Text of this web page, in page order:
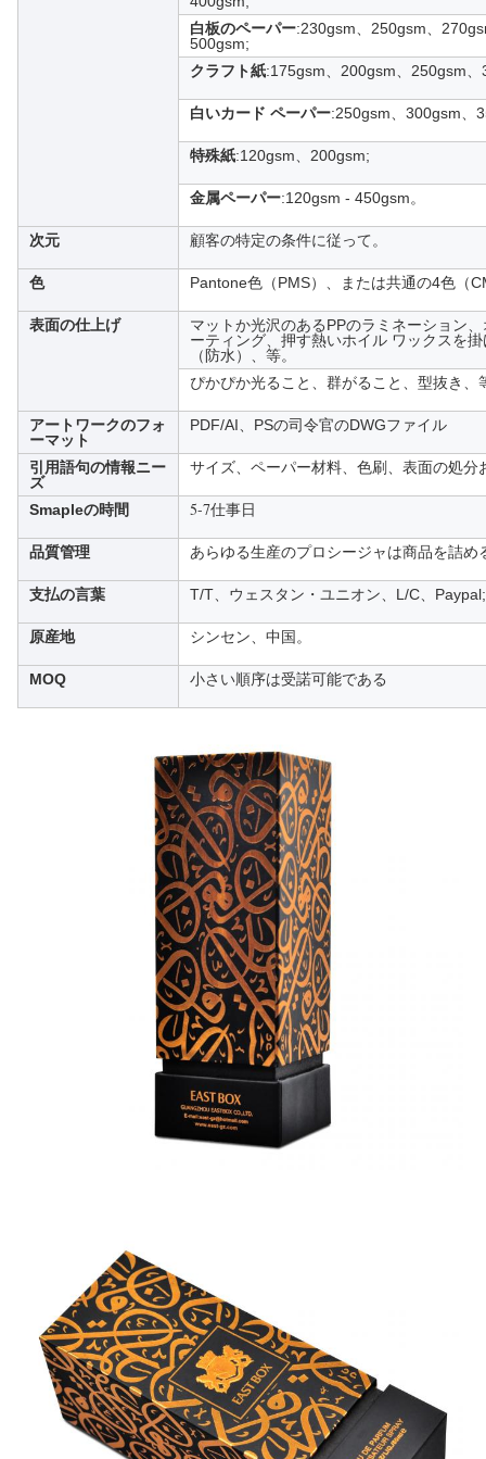
白板のペーパー:230gsm、250gsm、
500gsm;
クラフト紙:175gsm、200gsm、250gsm
白いカード ペーパー:250gsm、300gsm、
特殊紙:120gsm、200gsm;
金属ペーパー:120gsm - 450gsm。
次元 顧客の特定の条件に従って。
色 Pantone色（PMS）、または共通の4色（
表面の仕上げ
マットか光沢のあるPPのラミネーション
ーティング、押す熱いホイル ワックスを
（防水）、等。
ぴかぴか光ること、群がること、型抜き、
アートワークのフォ
ーマット
PDF/AI、PSの司令官のDWGファイル
引用語句の情報ニー
ズ
サイズ、ペーパー材料、色刷、表面の処分
Smapleの時間 5-7仕事日
品質管理 あらゆる生産のプロシージャは商品を詰
支払の言葉 T/T、ウェスタン・ユニオン、L/C、Paypal;
原産地 シンセン、中国。
MOQ 小さい順序は受諾可能である